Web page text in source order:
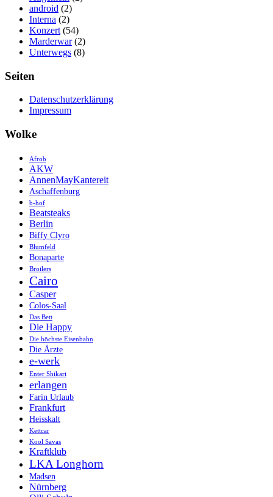
android (2)
Interna (2)
Konzert (54)
Marderwar(2)
Unterwegs (8)
Seiten
Datenschutzerklärung
Impressum
Wolke
Afrob
AKW
AnnenMayKantereit
Aschaffenburg
b-hof
Beatsteaks
Berlin
Biffy Clyro
Blumfeld
Bonaparte
Broilers
Cairo
Casper
Colos-Saal
Das Bett
Die Happy
Die höchste Eisenbahn
Die Ärzte
e-werk
Enter Shikari
erlangen
Farin Urlaub
Frankfurt
Heisskalt
Kettcar
Kool Savas
Kraftklub
LKA Longhorn
Madsen
Nürnberg